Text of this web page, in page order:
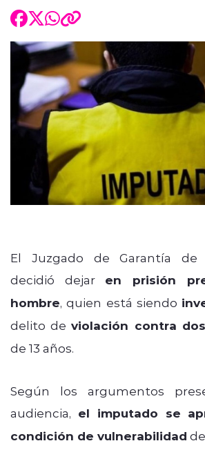
El Juzgado de Garantía de
decidió dejar en prisión
hombre, quien está siendo
delito deviolación contra
de 13 años.
Según los argumentos
audiencia, el imputado se
condición de vulnerabilidad